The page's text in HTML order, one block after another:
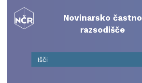
content
Novinarsko častno
razsodišče